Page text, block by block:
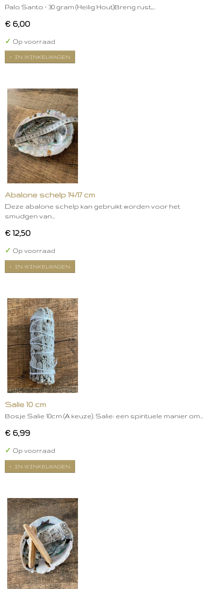
Palo Santo – 30 gram (Heilig Hout)Breng rust,…
€ 6,00
✓ Op voorraad
IN WINKELWAGEN
Abalone schelp 14/17 cm
Deze abalone schelp kan gebruikt worden voor het
smudgen van…
€ 12,50
✓ Op voorraad
IN WINKELWAGEN
Salie 10 cm
Bosje Salie 10cm (A keuze). Salie: een spirituele manier om…
€ 6,99
✓ Op voorraad
IN WINKELWAGEN